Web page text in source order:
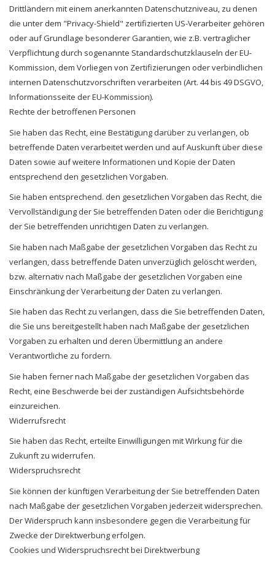
Drittländern mit einem anerkannten Datenschutzniveau, zu denen
die unter dem "Privacy-Shield" zertifizierten US-Verarbeiter gehören
oder auf Grundlage besonderer Garantien, wie z.B. vertraglicher
Verpflichtung durch sogenannte Standardschutzklauseln der EU-
Kommission, dem Vorliegen von Zertifizierungen oder verbindlichen
internen Datenschutzvorschriften verarbeiten (Art. 44 bis 49 DSGVO,
Informationsseite der EU-Kommission).
Rechte der betroffenen Personen
Sie haben das Recht, eine Bestätigung darüber zu verlangen, ob
betreffende Daten verarbeitet werden und auf Auskunft über diese
Daten sowie auf weitere Informationen und Kopie der Daten
entsprechend den gesetzlichen Vorgaben.
Sie haben entsprechend. den gesetzlichen Vorgaben das Recht, die
Vervollständigung der Sie betreffenden Daten oder die Berichtigung
der Sie betreffenden unrichtigen Daten zu verlangen.
Sie haben nach Maßgabe der gesetzlichen Vorgaben das Recht zu
verlangen, dass betreffende Daten unverzüglich gelöscht werden,
bzw. alternativ nach Maßgabe der gesetzlichen Vorgaben eine
Einschränkung der Verarbeitung der Daten zu verlangen.
Sie haben das Recht zu verlangen, dass die Sie betreffenden Daten,
die Sie uns bereitgestellt haben nach Maßgabe der gesetzlichen
Vorgaben zu erhalten und deren Übermittlung an andere
Verantwortliche zu fordern.
Sie haben ferner nach Maßgabe der gesetzlichen Vorgaben das
Recht, eine Beschwerde bei der zuständigen Aufsichtsbehörde
einzureichen.
Widerrufsrecht
Sie haben das Recht, erteilte Einwilligungen mit Wirkung für die
Zukunft zu widerrufen.
Widerspruchsrecht
Sie können der künftigen Verarbeitung der Sie betreffenden Daten
nach Maßgabe der gesetzlichen Vorgaben jederzeit widersprechen.
Der Widerspruch kann insbesondere gegen die Verarbeitung für
Zwecke der Direktwerbung erfolgen.
Cookies und Widerspruchsrecht bei Direktwerbung